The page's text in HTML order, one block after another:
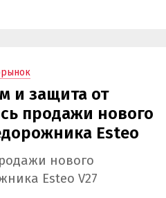
и защита от
продажи нового
Esteo
нового
Esteo V27